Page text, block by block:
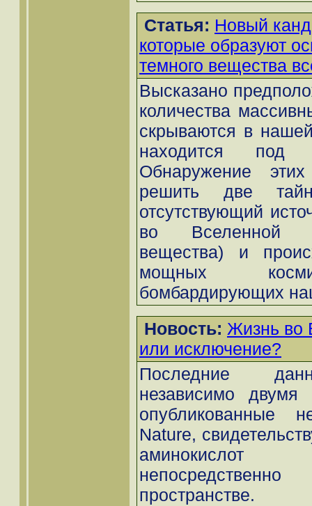
Статья: Новый
которые образуют
темного вещества
Высказано
количества
скрываются в
находится под
Обнаружение
решить две
отсутствующий
во Вселенной
вещества) и
мощных
бомбардирующих
Новость: Жизнь во
или исключение?
Последние
независимо
опубликованные
Nature,
пространстве.